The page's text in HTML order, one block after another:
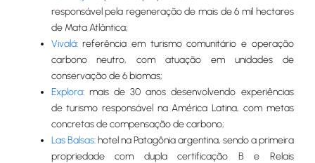
responsável pela regeneração de mais de 6 mil hectares
de Mata Atlântica;
Vivalá: referência em turismo comunitário e operação
carbono neutro, com atuação em unidades de
conservação de 6 biomas;
Explora: mais de 30 anos desenvolvendo experiências
de turismo responsável na América Latina, com metas
concretas de compensação de carbono;
Las Balsas: hotel na Patagônia argentina, sendo a primeira
propriedade com dupla certificação B e Relais